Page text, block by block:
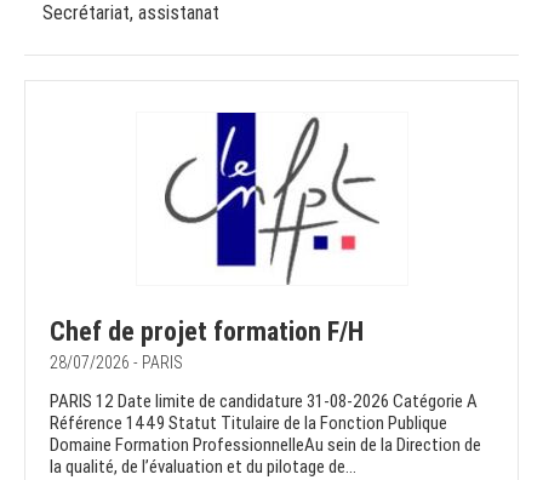
Secrétariat, assistanat
Chef de projet formation F/H
28/07/2026 - PARIS
PARIS 12 Date limite de candidature 31-08-2026 Catégorie A
Référence 1449 Statut Titulaire de la Fonction Publique
Domaine Formation ProfessionnelleAu sein de la Direction de
la qualité, de l’évaluation et du pilotage de...